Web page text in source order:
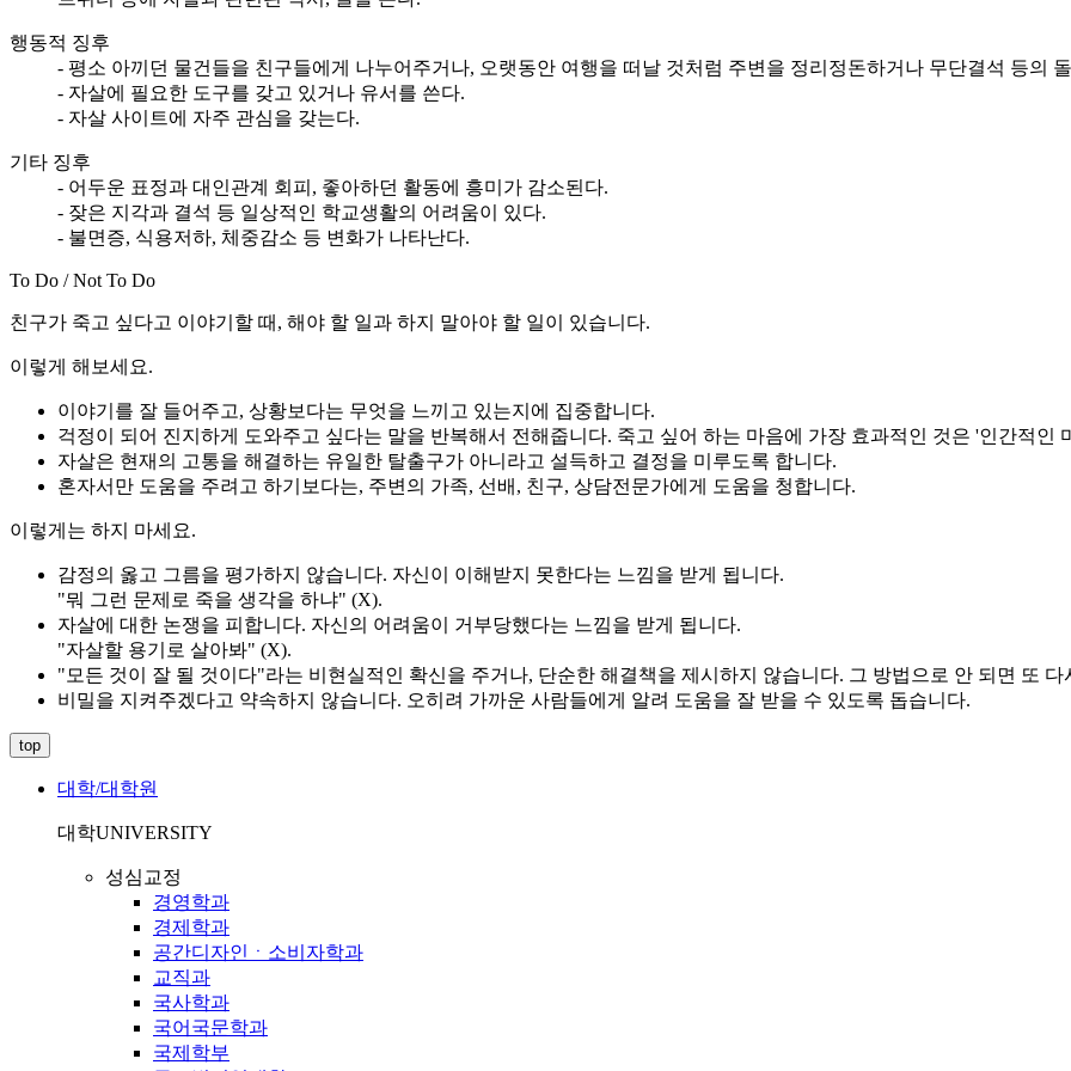
행동적 징후
- 평소 아끼던 물건들을 친구들에게 나누어주거나, 오랫동안 여행을 떠날 것처럼 주변을 정리정돈하거나 무단결석 등의
- 자살에 필요한 도구를 갖고 있거나 유서를 쓴다.
- 자살 사이트에 자주 관심을 갖는다.
기타 징후
- 어두운 표정과 대인관계 회피, 좋아하던 활동에 흥미가 감소된다.
- 잦은 지각과 결석 등 일상적인 학교생활의 어려움이 있다.
- 불면증, 식용저하, 체중감소 등 변화가 나타난다.
To Do / Not To Do
친구가 죽고 싶다고 이야기할 때, 해야 할 일과 하지 말아야 할 일이 있습니다.
이렇게 해보세요.
이야기를 잘 들어주고, 상황보다는 무엇을 느끼고 있는지에 집중합니다.
걱정이 되어 진지하게 도와주고 싶다는 말을 반복해서 전해줍니다. 죽고 싶어 하는 마음에 가장 효과적인 것은 '인간적인
자살은 현재의 고통을 해결하는 유일한 탈출구가 아니라고 설득하고 결정을 미루도록 합니다.
혼자서만 도움을 주려고 하기보다는, 주변의 가족, 선배, 친구, 상담전문가에게 도움을 청합니다.
이렇게는 하지 마세요.
감정의 옳고 그름을 평가하지 않습니다. 자신이 이해받지 못한다는 느낌을 받게 됩니다.
"뭐 그런 문제로 죽을 생각을 하냐" (X).
자살에 대한 논쟁을 피합니다. 자신의 어려움이 거부당했다는 느낌을 받게 됩니다.
"자살할 용기로 살아봐" (X).
"모든 것이 잘 될 것이다"라는 비현실적인 확신을 주거나, 단순한 해결책을 제시하지 않습니다. 그 방법으로 안 되면 또 다
비밀을 지켜주겠다고 약속하지 않습니다. 오히려 가까운 사람들에게 알려 도움을 잘 받을 수 있도록 돕습니다.
top
대학/대학원
대학UNIVERSITY
성심교정
경영학과
경제학과
공간디자인ㆍ소비자학과
교직과
국사학과
국어국문학과
국제학부